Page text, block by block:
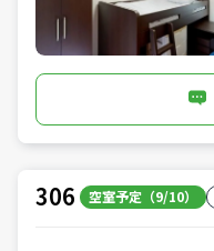
306 空室予定（9/10）